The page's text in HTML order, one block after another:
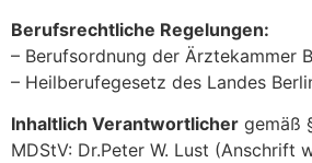
Berufsrechtliche Regelungen:
– Berufsordnung der Ärztekammer
– Heilberufegesetz des Landes
Inhaltlich Verantwortlicher gemäß
MDStV: Dr.Peter W. Lust (Anschrift